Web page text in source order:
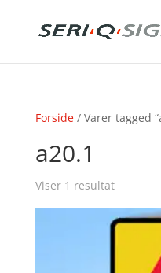
Forside/ Varer tagged
a20.1
Viser 1 resultat